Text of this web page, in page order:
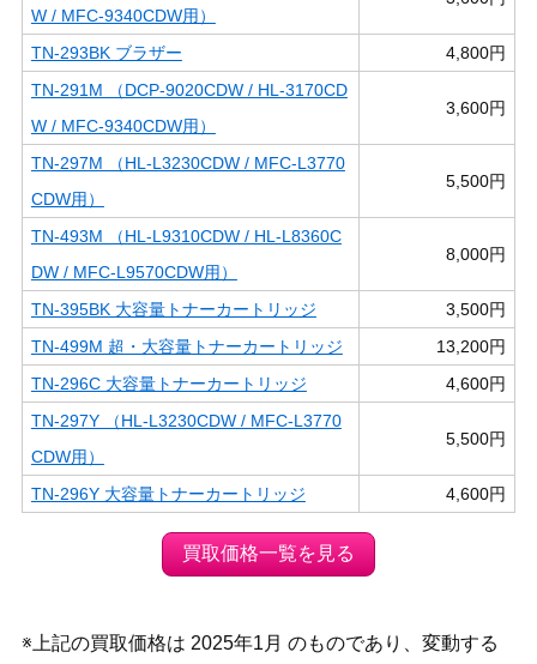
W / MFC-9340CDW用）
TN-293BK ブラザー
4,800円
TN-291M （DCP-9020CDW / HL-3170CD
W / MFC-9340CDW用）
3,600円
TN-297M （HL-L3230CDW / MFC-L3770
CDW用）
5,500円
TN-493M （HL-L9310CDW / HL-L8360C
DW / MFC-L9570CDW用）
8,000円
TN-395BK 大容量トナーカートリッジ
3,500円
TN-499M 超・大容量トナーカートリッジ
13,200円
TN-296C 大容量トナーカートリッジ
4,600円
TN-297Y （HL-L3230CDW / MFC-L3770
CDW用）
5,500円
TN-296Y 大容量トナーカートリッジ 4,600円
買取価格一覧を見る
※上記の買取価格は 2025年1月 のものであり、変動する